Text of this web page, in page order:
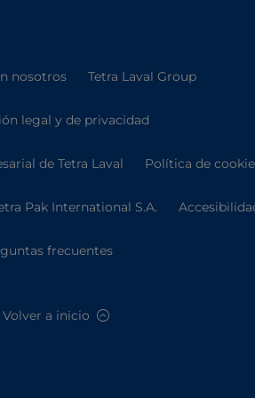
nosotros Tetra Laval Group
legal y de privacidad
de Tetra Laval Política de
Pak International S.A.
frecuentes
Volver a inicio